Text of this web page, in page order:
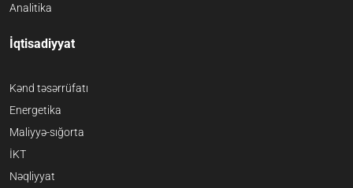
Analitika
İqtisadiyyat
Kənd təsərrüfatı
Energetika
Maliyyə-sığorta
İKT
Nəqliyyat